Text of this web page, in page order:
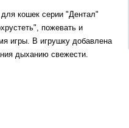
кошек серии "Дентал"
пожевать и
игры. В игрушку добавлена
дыханию свежести.